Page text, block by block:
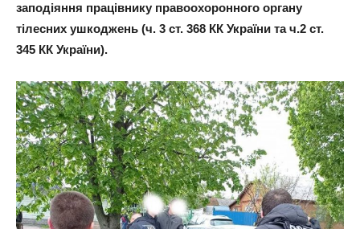
заподіяння працівнику правоохоронного органу
тілесних ушкоджень (ч. 3 ст. 368 КК України та ч.2 ст.
345 КК України).